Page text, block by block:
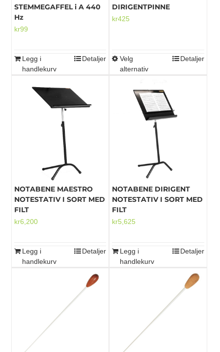
STEMMEGAFFEL i A 440
Hz
kr99
Legg i
handlekurv
Detaljer
DIRIGENTPINNE
kr425
Velg
alternativ
Dette
flere
varianter.
kan
velges
på
Detaljer
NOTABENE MAESTRO
NOTESTATIV I SORT MED
FILT
kr6,200
Legg i
handlekurv
Detaljer
NOTABENE DIRIGENT
NOTESTATIV I SORT MED
FILT
kr5,625
Legg i
handlekurv
Detaljer